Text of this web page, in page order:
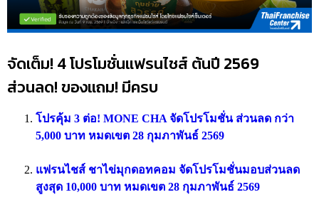
จัดเต็ม! 4 โปรโมชั่นแฟรนไชส์ ต้นปี 2569
ส่วนลด! ของแถม! มีครบ
โปรคุ้ม 3 ต่อ! MONE CHA จัดโปรโมชั่น ส่วนลด กว่า
5,000 บาท หมดเขต 28 กุมภาพันธ์ 2569
แฟรนไชส์ ชาไข่มุกดอทคอม จัดโปรโมชั่นมอบส่วนลด
สูงสุด 10,000 บาท หมดเขต 28 กุมภาพันธ์ 2569